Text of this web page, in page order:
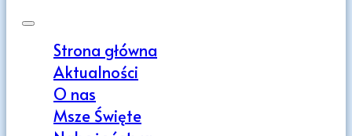
Strona główna
Aktualności
O nas
Msze Święte